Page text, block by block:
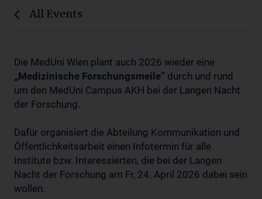
All Events
Die MedUni Wien plant auch 2026 wieder eine
„Medizinische Forschungsmeile“ durch und rund
um den MedUni Campus AKH bei der Langen Nacht
der Forschung.
Dafür organisiert die Abteilung Kommunikation und
Öffentlichkeitsarbeit einen Infotermin für alle
Institute bzw. Interessierten, die bei der Langen
Nacht der Forschung am Fr, 24. April 2026 dabei sein
wollen.